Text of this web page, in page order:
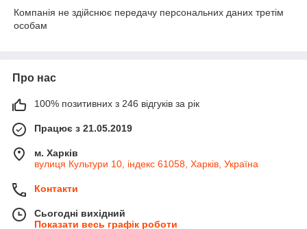
Компанія не здійснює передачу персональних даних третім
особам
Про нас
100% позитивних з 246 відгуків за рік
Працює з 21.05.2019
м. Харків
вулиця Культури 10, індекс 61058, Харків, Україна
Контакти
Сьогодні вихідний
Показати весь графік роботи